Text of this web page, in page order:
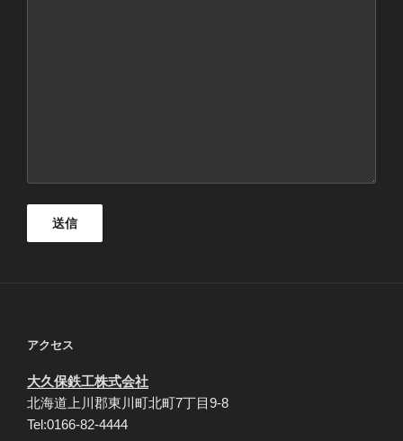
アクセス
大久保鉄工株式会社
北海道上川郡東川町北町7丁目9-8
Tel:0166-82-4444